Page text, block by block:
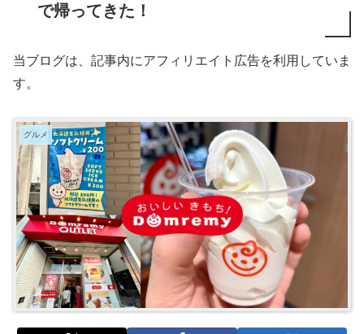
で帰ってきた！
当ブログは、記事内にアフィリエイト広告を利用していま
す。
グルメ